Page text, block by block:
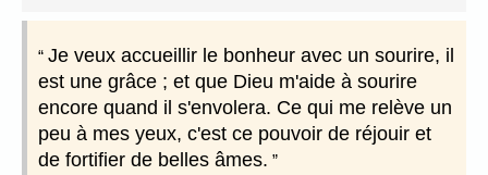
Je veux accueillir le bonheur avec un sourire, il
est une grâce ; et que Dieu m'aide à sourire
encore quand il s'envolera. Ce qui me relève un
peu à mes yeux, c'est ce pouvoir de réjouir et
de fortifier de belles âmes.